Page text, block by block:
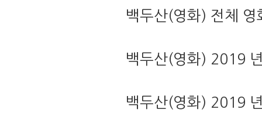
백두산(영화) 전체 영
백두산(영화) 2019
백두산(영화) 2019